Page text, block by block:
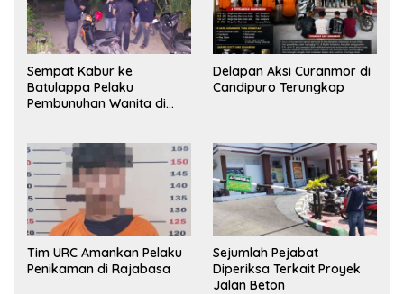
Sempat Kabur ke
Batulappa Pelaku
Pembunuhan Wanita di
Delapan Aksi Curanmor di
Candipuro Terungkap
Tim URC Amankan Pelaku
Penikaman di Rajabasa
Sejumlah Pejabat
Diperiksa Terkait Proyek
Jalan Beton